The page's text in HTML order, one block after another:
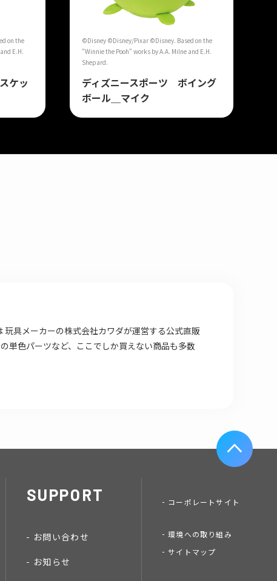
on the
E.H.
ケッ
©Disney ©Disney/Pixar ©Disney. Based on the
"Winnie the Pooh" works by A.A. Milne and E.H.
Shepard.
ディズニースポーツ ボイング
ボール＿マイク
具メーカーの株式会社カワダが運営する公式直販
単色パーツなど、ここでしか買えない商品も多数
SUPPORT
お問い合わせ
お知らせ
コーポレートサイト
環境への取り組み
サイトマップ